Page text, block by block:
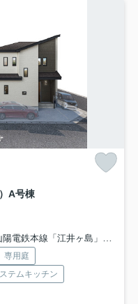
A号棟
電鉄本線「江井ヶ島」駅 徒歩63分
専用庭
テムキッチン